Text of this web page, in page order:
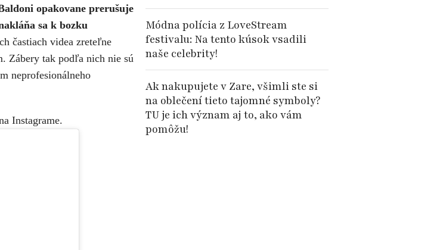
opakovane prerušuje
sa k bozku
častiach videa zreteľne
Zábery tak podľa nich nie sú
neprofesionálneho
Instagrame.
Módna polícia z LoveStream
festivalu: Na tento kúsok vsadili
naše celebrity!
Ak nakupujete v Zare, všimli ste si
na oblečení tieto tajomné symboly?
TU je ich význam aj to, ako vám
pomôžu!